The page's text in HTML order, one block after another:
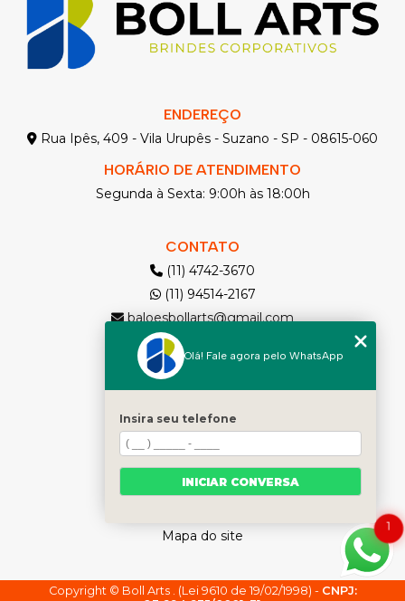
ENDEREÇO
Rua Ipês, 409 - Vila Urupês - Suzano - SP - 08615-060
HORÁRIO DE ATENDIMENTO
Segunda à Sexta: 9:00h às 18:00h
CONTATO
(11) 4742-3670
(11) 94514-2167
baloesbollarts@gmail.com
MENU
Solicite seu Orçamento
Home
Quem somos
Produtos
Contato
Mapa do site
Copyright © Boll Arts . (Lei 9610 de 19/02/1998) - CNPJ:
1
Olá! Fale agora pelo WhatsApp
Insira seu telefone
INICIAR CONVERSA